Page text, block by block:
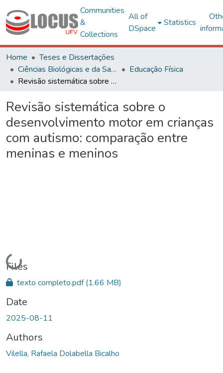
Communities
&
Collections
All of
DSpace
Statistics
Home
Teses e Dissertações
Ciências Biológicas e da Saúde
Educação Física
Revisão sistemática sobre o desenvolvimento motor em crianças com autismo: comparação entre meninas e meninos
Revisão sistemática sobre o
desenvolvimento motor em crianças
com autismo: comparação entre
meninas e meninos
Loading...
Files
texto completo.pdf(1.66 MB)
Date
2025-08-11
Authors
Vilella, Rafaela Dolabella Bicalho